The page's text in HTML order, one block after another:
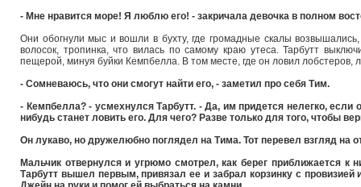
- Мне нравится море! Я люблю его! - закричала девочка в полном
Они обогнули мыс и вошли в бухту, где громадные скалы
волосок, тропинка, что вилась по самому краю утеса. Тарбутт
пещерой, минуя буйки Кемпбелла. В том месте, где он ловил лобстеров,
- Сомневаюсь, что они смогут найти его, - заметил про себя Тим.
- Кемпбелла? - усмехнулся Тарбутт. - Да, им придется нелегко, если
нибудь станет ловить его. Для чего? Разве только для того, чтобы
Он лукаво, но дружелюбно поглядел на Тима. Тот перевел взгляд на
Мальчик отвернулся и угрюмо смотрел, как берег приближается к
Тарбутт вышел первым, привязал ее и забрал корзинку с провизией